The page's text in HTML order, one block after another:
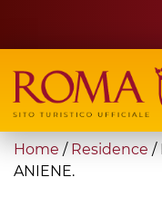
main
content
Search
form
Cerca
You
are
Home / Residence /
ANIENE.